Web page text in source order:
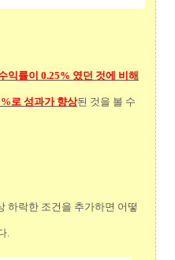
익률이 0.25% 였던 것에 비해
로 성과가 향상된 것을 볼 수
하락한 조건을 추가하면 어떻
.